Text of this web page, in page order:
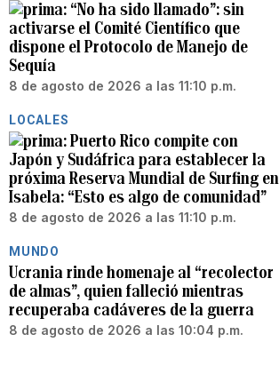
“No ha sido llamado”: sin
activarse el Comité Científico que
dispone el Protocolo de Manejo de
Sequía
8 de agosto de 2026 a las 11:10 p.m.
LOCALES
Puerto Rico compite con
Japón y Sudáfrica para establecer la
próxima Reserva Mundial de Surfing en
Isabela: “Esto es algo de comunidad”
8 de agosto de 2026 a las 11:10 p.m.
MUNDO
Ucrania rinde homenaje al “recolector
de almas”, quien falleció mientras
recuperaba cadáveres de la guerra
8 de agosto de 2026 a las 10:04 p.m.